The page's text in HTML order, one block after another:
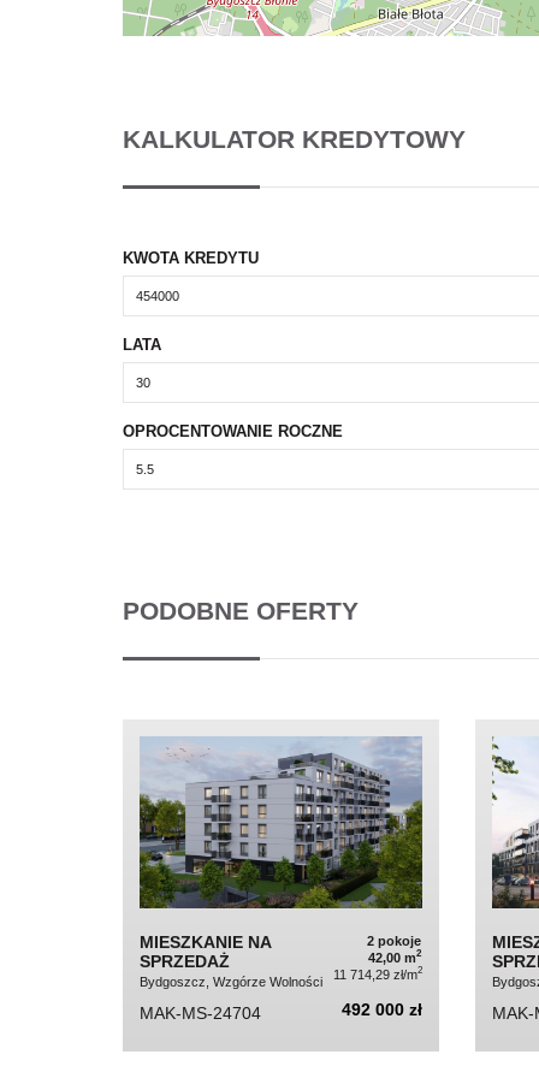
KALKULATOR KREDYTOWY
KWOTA KREDYTU
LATA
OPROCENTOWANIE ROCZNE
PODOBNE OFERTY
MIESZKANIE NA
SPRZEDAŻ
Bydgoszcz, Wzgórze Wolności
2 pokoje
42,00 m2
11 714,29 zł/m2
MAK-MS-24704 492 000 zł